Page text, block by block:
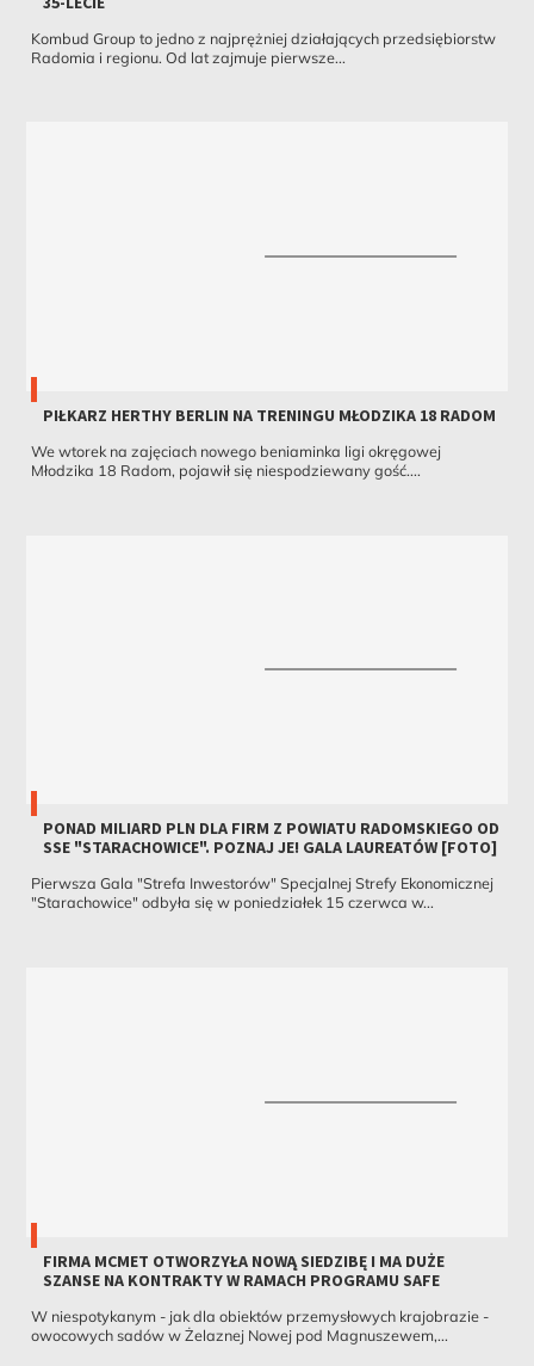
Kombud Group to jedno z najprężniej działających przedsiębiorstw
Radomia i regionu. Od lat zajmuje pierwsze...
PIŁKARZ HERTHY BERLIN NA TRENINGU MŁODZIKA 18 RADOM
We wtorek na zajęciach nowego beniaminka ligi okręgowej
Młodzika 18 Radom, pojawił się niespodziewany gość....
PONAD MILIARD PLN DLA FIRM Z POWIATU RADOMSKIEGO OD
SSE "STARACHOWICE". POZNAJ JE! GALA LAUREATÓW [FOTO]
Pierwsza Gala "Strefa Inwestorów" Specjalnej Strefy Ekonomicznej
"Starachowice" odbyła się w poniedziałek 15 czerwca w...
FIRMA MCMET OTWORZYŁA NOWĄ SIEDZIBĘ I MA DUŻE
SZANSE NA KONTRAKTY W RAMACH PROGRAMU SAFE
W niespotykanym - jak dla obiektów przemysłowych krajobrazie -
owocowych sadów w Żelaznej Nowej pod Magnuszewem,...